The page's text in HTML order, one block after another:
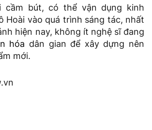
cầm bút, có thể vận dụng kinh
Hoài vào quá trình sáng tác, nhất
hiện nay, không ít nghệ sĩ đang
hóa dân gian để xây dựng nên
mới.